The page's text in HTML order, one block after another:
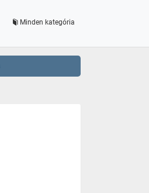
Minden kategória